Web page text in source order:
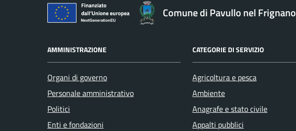
Comune di Pavullo nel Frignano
AMMINISTRAZIONE
Organi di governo
Personale amministrativo
Politici
Enti e fondazioni
CATEGORIE DI SERVIZIO
Agricoltura e pesca
Ambiente
Anagrafe e stato civile
Appalti pubblici